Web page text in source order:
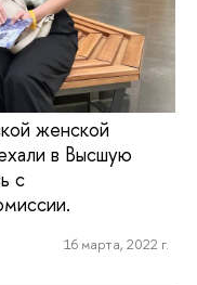
женской
в Высшую
с
16 марта, 2022 г.